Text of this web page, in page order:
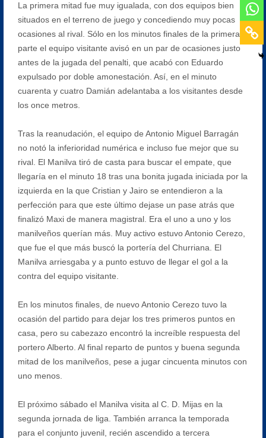
La primera mitad fue muy igualada, con dos equipos bien
situados en el terreno de juego y concediendo muy pocas
ocasiones al rival. Sólo en los minutos finales de la primera
parte el equipo visitante avisó en un par de ocasiones justo
antes de la jugada del penalti, que acabó con Eduardo
expulsado por doble amonestación. Así, en el minuto
cuarenta y cuatro Damián adelantaba a los visitantes desde
los once metros.
Tras la reanudación, el equipo de Antonio Miguel Barragán
no notó la inferioridad numérica e incluso fue mejor que su
rival. El Manilva tiró de casta para buscar el empate, que
llegaría en el minuto 18 tras una bonita jugada iniciada por la
izquierda en la que Cristian y Jairo se entendieron a la
perfección para que este último dejase un pase atrás que
finalizó Maxi de manera magistral. Era el uno a uno y los
manilveños querían más. Muy activo estuvo Antonio Cerezo,
que fue el que más buscó la portería del Churriana. El
Manilva arriesgaba y a punto estuvo de llegar el gol a la
contra del equipo visitante.
En los minutos finales, de nuevo Antonio Cerezo tuvo la
ocasión del partido para dejar los tres primeros puntos en
casa, pero su cabezazo encontró la increíble respuesta del
portero Alberto. Al final reparto de puntos y buena segunda
mitad de los manilveños, pese a jugar cincuenta minutos con
uno menos.
El próximo sábado el Manilva visita al C. D. Mijas en la
segunda jornada de liga. También arranca la temporada
para el conjunto juvenil, recién ascendido a tercera